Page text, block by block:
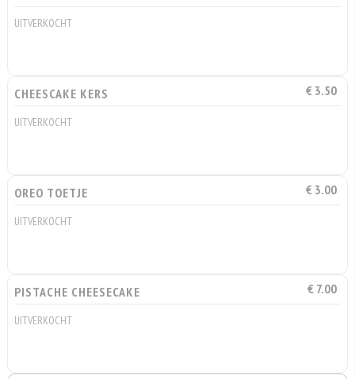
UITVERKOCHT
CHEESCAKE KERS € 3.50
UITVERKOCHT
OREO TOETJE € 3.00
UITVERKOCHT
PISTACHE CHEESECAKE € 7.00
UITVERKOCHT